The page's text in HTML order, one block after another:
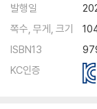
발행일
쪽수, 무게, 크기
ISBN13
KC인증